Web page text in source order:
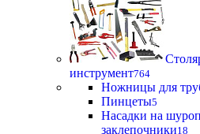
инструмент764
Ножницы для
Пинцеты5
Насадки на
заклепочники18